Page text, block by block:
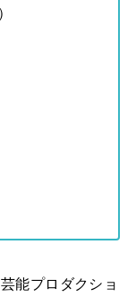
能プロダクショ